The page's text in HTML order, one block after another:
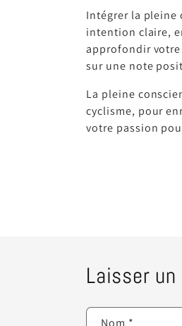
Intégrer la pleine
intention claire,
approfondir
sur une note
La pleine
cyclisme, pour
votre passion
Laisser
Nom *